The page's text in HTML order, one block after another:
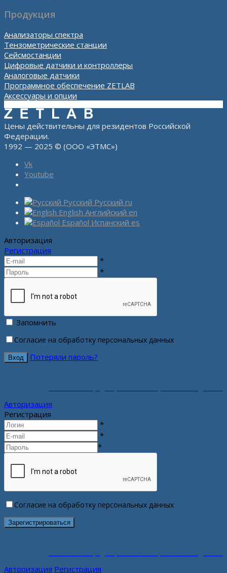
Продукция
Анализаторы спектра
Тензометрические станции
Сейсмостанции
Цифровые датчики и контроллеры
Аналоговые датчики
Программное обеспечение ZETLAB
Аксессуары и опции
Цены действительны для резидентов Российской
Федерации.
1992 — 2025 © (ООО «ЭТМС»)
Vk
Youtube
Русский Русский ru
English Английский en
Español Испанский es
Авторизация
Регистрация
*
*
Запомнить
Согласие на обработку персональных данных
Потеряли пароль?
Авторизация
Регистрация
*
*
*
Согласие на обработку персональных данных
Авторизация Регистрация